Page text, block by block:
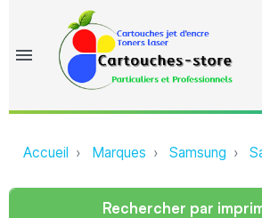
menu
Accueil Marques Samsung
Rechercher par